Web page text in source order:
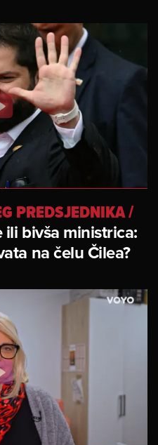
PREDSJEDNIKA/
bivša ministrica:
na čelu Čilea?